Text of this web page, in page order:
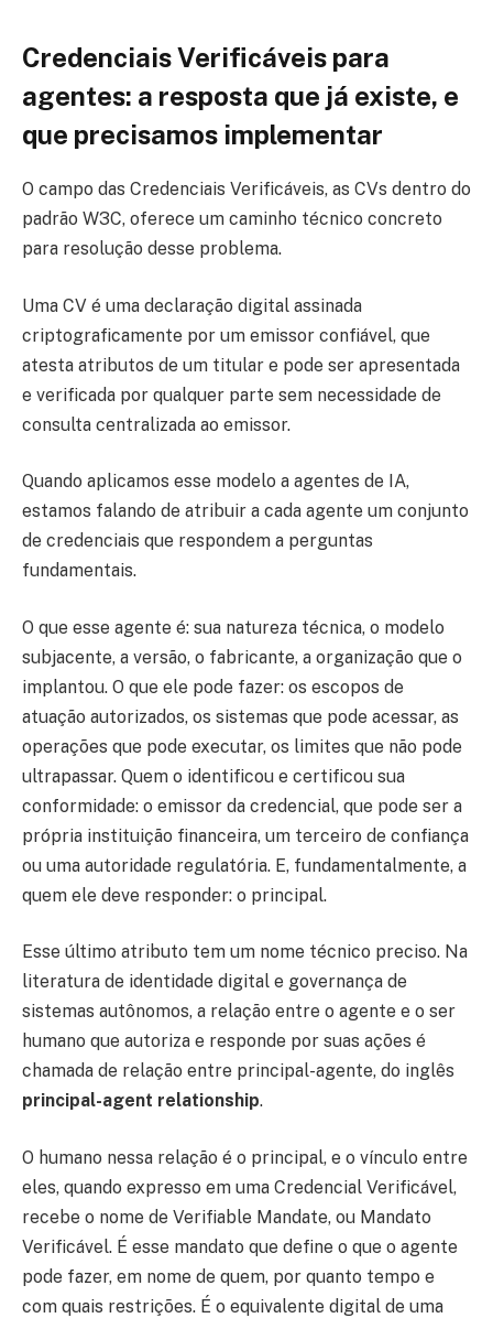
Credenciais Verificáveis para
agentes: a resposta que já existe, e
que precisamos implementar
O campo das Credenciais Verificáveis, as CVs dentro do
padrão W3C, oferece um caminho técnico concreto
para resolução desse problema.
Uma CV é uma declaração digital assinada
criptograficamente por um emissor confiável, que
atesta atributos de um titular e pode ser apresentada
e verificada por qualquer parte sem necessidade de
consulta centralizada ao emissor.
Quando aplicamos esse modelo a agentes de IA,
estamos falando de atribuir a cada agente um conjunto
de credenciais que respondem a perguntas
fundamentais.
O que esse agente é: sua natureza técnica, o modelo
subjacente, a versão, o fabricante, a organização que o
implantou. O que ele pode fazer: os escopos de
atuação autorizados, os sistemas que pode acessar, as
operações que pode executar, os limites que não pode
ultrapassar. Quem o identificou e certificou sua
conformidade: o emissor da credencial, que pode ser a
própria instituição financeira, um terceiro de confiança
ou uma autoridade regulatória. E, fundamentalmente, a
quem ele deve responder: o principal.
Esse último atributo tem um nome técnico preciso. Na
literatura de identidade digital e governança de
sistemas autônomos, a relação entre o agente e o ser
humano que autoriza e responde por suas ações é
chamada de relação entre principal-agente, do inglês
principal-agent relationship.
O humano nessa relação é o principal, e o vínculo entre
eles, quando expresso em uma Credencial Verificável,
recebe o nome de Verifiable Mandate, ou Mandato
Verificável. É esse mandato que define o que o agente
pode fazer, em nome de quem, por quanto tempo e
com quais restrições. É o equivalente digital de uma